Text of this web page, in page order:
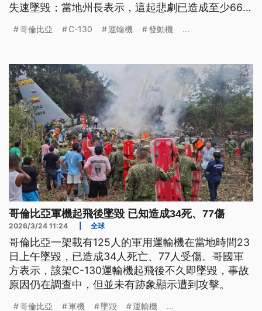
失速墜毀；當地州長表示，這起悲劇已造成至少66人
並將受傷官兵轉運往首都波哥大進行搶救。
哥倫比亞 C-130 運輸機 發動機 ...
哥倫比亞軍機起飛後墜毀 已知造成34死、77傷
2026/3/24 11:24 全球
哥倫比亞一架載有125人的軍用運輸機在當地時間23
日上午墜毀，已造成34人死亡、77人受傷。哥國軍
方表示，該架C-130運輸機起飛後不久即墜毀，事故
原因仍在調查中，但並未有跡象顯示遭到攻擊。
哥倫比亞 軍機 墜毀 運輸機 ...